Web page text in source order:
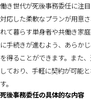
働き世代が死後事務委任に注
対応した柔軟なプランが用意
れて暮らす単身者や共働き家
に手続きが進むよう、あらか
を得ることができます。また
しており、手軽に契約が可能
す。
死後事務委任の具体的な内容